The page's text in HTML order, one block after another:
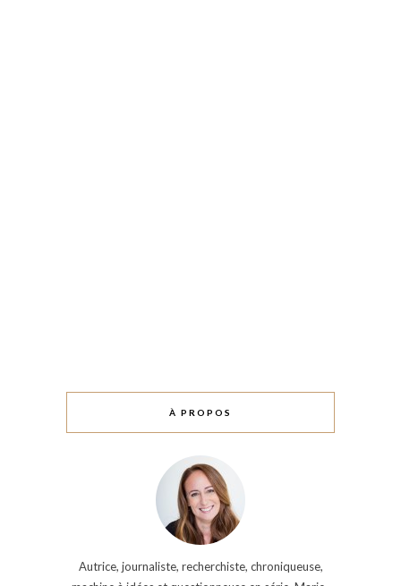
À PROPOS
Autrice, journaliste, recherchiste, chroniqueuse,